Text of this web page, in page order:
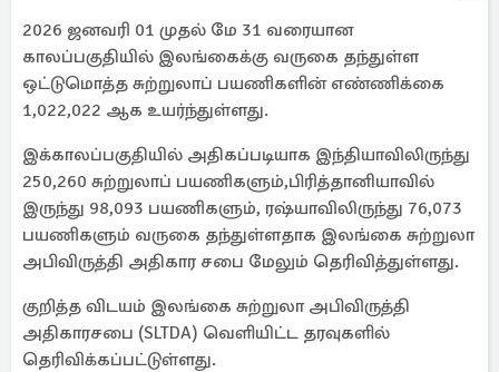
2026 ஜனவரி 01 முதல் மே 31 வரையான
காலப்பகுதியில் இலங்கைக்கு வருகை தந்துள்ள
ஒட்டுமொத்த சுற்றுலாப் பயணிகளின் எண்ணிக்கை
1,022,022 ஆக உயர்ந்துள்ளது.
இக்காலப்பகுதியில் அதிகப்படியாக இந்தியாவிலிருந்து
250,260 சுற்றுலாப் பயணிகளும்,பிரித்தானியாவில்
இருந்து 98,093 பயணிகளும், ரஷ்யாவிலிருந்து 76,073
பயணிகளும் வருகை தந்துள்ளதாக இலங்கை சுற்றுலா
அபிவிருத்தி அதிகார சபை மேலும் தெரிவித்துள்ளது.
குறித்த விடயம் இலங்கை சுற்றுலா அபிவிருத்தி
அதிகாரசபை (SLTDA) வெளியிட்ட தரவுகளில்
தெரிவிக்கப்பட்டுள்ளது.